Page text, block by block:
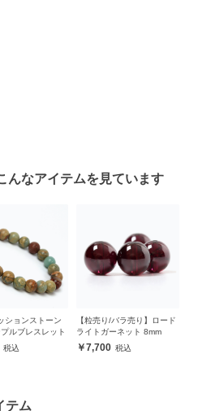
んなアイテムを見ています
り/バラ売り】ロード
ガーネット 8mm
トルマリンクォーツ8mm シ
ンプルブレスレット
6,000
テム